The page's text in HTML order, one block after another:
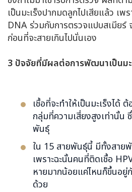
เป็นมะเร็งปากมดลูกไปเสียแล้ว เพ
DNA ร่วมกับการตรวจแปบสเมียร์
ก่อนที่จะสายเกินไปนั่นเอง
3 ปัจจัยที่มีผลต่อการพัฒนาเป็นม
เชื้อที่จะทำให้เป็นมะเร็งได้
กลุ่มที่ความเสี่ยงสูงเท่านั้น
พันธุ์
ใน 15 สายพันธุ์นี้ มีทั้งสาย
เพราะฉะนั้นคนที่ติดเชื้อ
หายมากน้อยแค่ไหนก็ขึ้นอยู่
ด้วย